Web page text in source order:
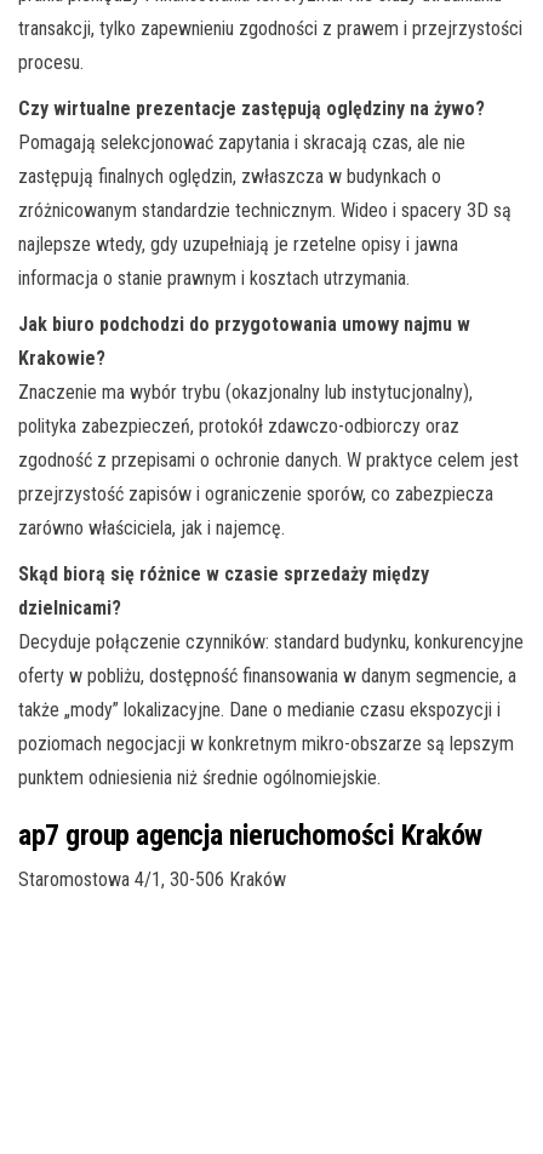
transakcji, tylko zapewnieniu zgodności z prawem i przejrzystości
procesu.
Czy wirtualne prezentacje zastępują oględziny na żywo?
Pomagają selekcjonować zapytania i skracają czas, ale nie
zastępują finalnych oględzin, zwłaszcza w budynkach o
zróżnicowanym standardzie technicznym. Wideo i spacery 3D są
najlepsze wtedy, gdy uzupełniają je rzetelne opisy i jawna
informacja o stanie prawnym i kosztach utrzymania.
Jak biuro podchodzi do przygotowania umowy najmu w
Krakowie?
Znaczenie ma wybór trybu (okazjonalny lub instytucjonalny),
polityka zabezpieczeń, protokół zdawczo-odbiorczy oraz
zgodność z przepisami o ochronie danych. W praktyce celem jest
przejrzystość zapisów i ograniczenie sporów, co zabezpiecza
zarówno właściciela, jak i najemcę.
Skąd biorą się różnice w czasie sprzedaży między
dzielnicami?
Decyduje połączenie czynników: standard budynku, konkurencyjne
oferty w pobliżu, dostępność finansowania w danym segmencie, a
także „mody” lokalizacyjne. Dane o medianie czasu ekspozycji i
poziomach negocjacji w konkretnym mikro-obszarze są lepszym
punktem odniesienia niż średnie ogólnomiejskie.
ap7 group agencja nieruchomości Kraków
Staromostowa 4/1, 30-506 Kraków